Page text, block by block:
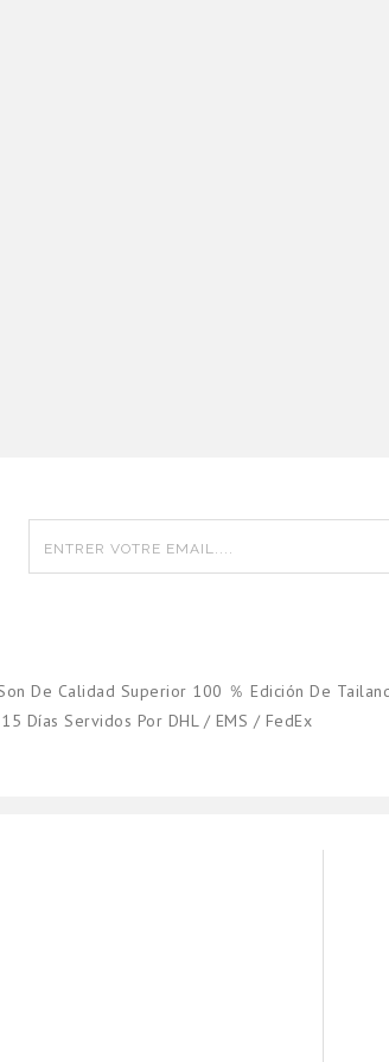
De Calidad Superior 100 ％ Edición De
Días Servidos Por DHL / EMS / FedEx